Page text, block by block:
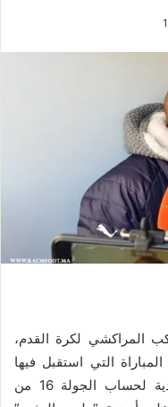
المراكشي لكرة القدم،
التي استقبل فيها
“فارس النخيل” مضيفه شباب المحمدية لحساب الجولة 16 من